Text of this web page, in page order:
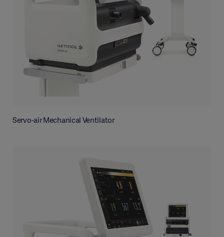
Servo-air Mechanical Ventilator